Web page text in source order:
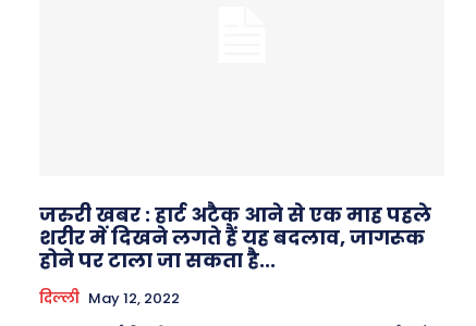
जरुरी खबर : हार्ट अटैक आने से एक माह पहले
शरीर में दिखने लगते हैं यह बदलाव, जागरूक
होने पर टाला जा सकता है...
दिल्ली May 12, 2022